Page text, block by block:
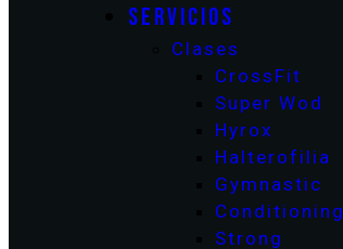
SERVICIOS
Clases
CrossFit
Super Wod
Hyrox
Halterofilia
Gymnastic
Conditioning
Strong